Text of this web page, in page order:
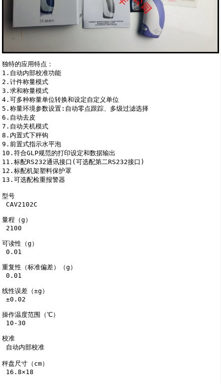
独特的应用特点：
1.自动内部校准功能
2.计件称量模式
3.求和称量模式
4.可多种称量单位转换和设定自定义单位
5.称量环境参数设置:自动零点跟踪、多级过滤选择
6.自动去皮
7.自动关机模式
8.内置式下秤钩
9.前置式指示水平泡
10.符合GLP规范的打印设定和数据输出
11.标配RS232通讯接口(可选配第二RS232接口)
12.标配机架塑料保护罩
13.可选配检重报警器
型号
CAV2102C
量程（g）
可读性（g）
0.01
重复性（标准偏差）（g）
0.01
线性误差（±g）
±0.02
操作温度范围（℃）
校准
秤盘尺寸（cm）